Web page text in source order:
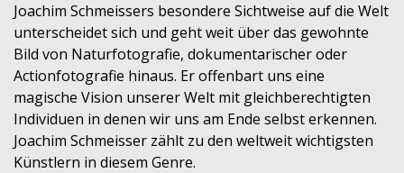
Joachim Schmeissers besondere Sichtweise auf die Welt
unterscheidet sich und geht weit über das gewohnte
Bild von Naturfotografie, dokumentarischer oder
Actionfotografie hinaus. Er offenbart uns eine
magische Vision unserer Welt mit gleichberechtigten
Individuen in denen wir uns am Ende selbst erkennen.
Joachim Schmeisser zählt zu den weltweit wichtigsten
Künstlern in diesem Genre.